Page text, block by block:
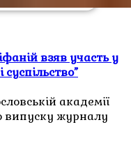
взяв участь у
академії
випуску журналу